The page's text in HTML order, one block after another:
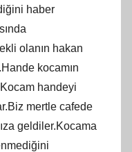
haber
olanın hakan
kocamın
handeyi
mertle cafede
geldiler.Kocama